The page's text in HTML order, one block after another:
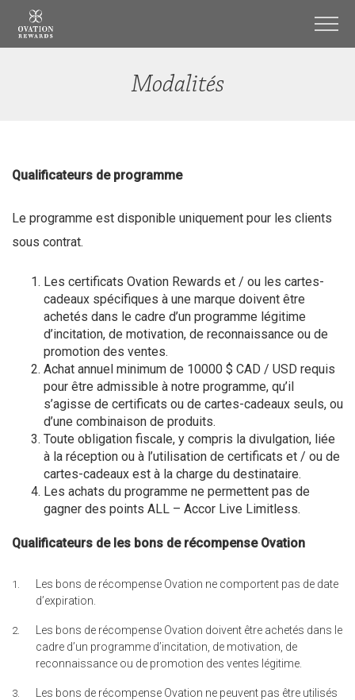
Ovation
Rewards
Modalités
Qualificateurs de programme
Le programme est disponible uniquement pour les clients
sous contrat.
Les certificats Ovation Rewards et / ou les cartes-
cadeaux spécifiques à une marque doivent être
achetés dans le cadre d’un programme légitime
d’incitation, de motivation, de reconnaissance ou de
promotion des ventes.
Achat annuel minimum de 10000 $ CAD / USD requis
pour être admissible à notre programme, qu’il
s’agisse de certificats ou de cartes-cadeaux seuls, ou
d’une combinaison de produits.
Toute obligation fiscale, y compris la divulgation, liée
à la réception ou à l’utilisation de certificats et / ou de
cartes-cadeaux est à la charge du destinataire.
Les achats du programme ne permettent pas de
gagner des points ALL – Accor Live Limitless.
Qualificateurs de les bons de récompense Ovation
Les bons de récompense Ovation ne comportent pas de date
d’expiration.
Les bons de récompense Ovation doivent être achetés dans le
cadre d’un programme d’incitation, de motivation, de
reconnaissance ou de promotion des ventes légitime.
Les bons de récompense Ovation ne peuvent pas être utilisés